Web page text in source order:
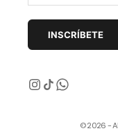
INSCRÍBETE
© 2026 -